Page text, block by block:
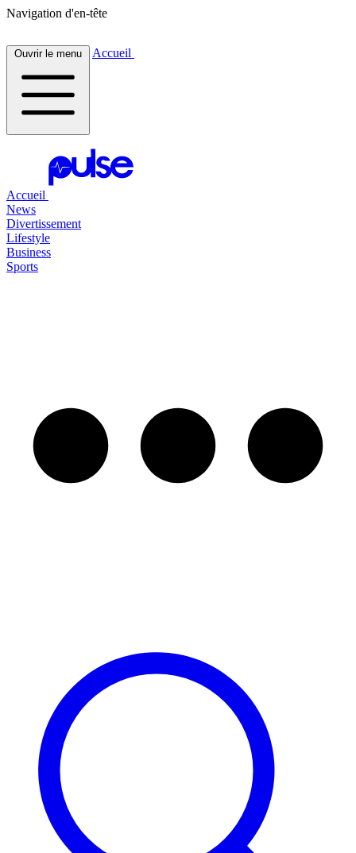
Navigation d'en-tête
Ouvrir le menu Accueil
Accueil
News
Divertissement
Lifestyle
Business
Sports